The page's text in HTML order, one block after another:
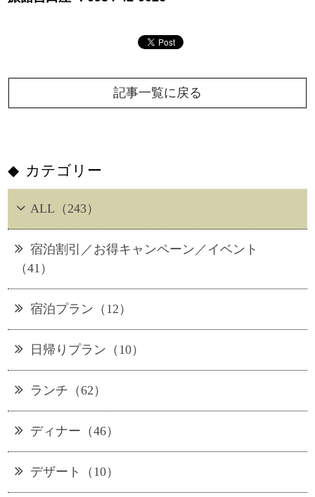
記事一覧に戻る
カテゴリー
ALL（243）
宿泊割引／お得キャンペーン／イベント
（41）
宿泊プラン（12）
日帰りプラン（10）
ランチ（62）
ディナー（46）
デザート（10）